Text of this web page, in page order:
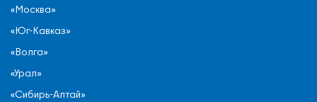
«Москва»
«Юг-Кавказ»
«Волга»
«Урал»
«Сибирь-Алтай»